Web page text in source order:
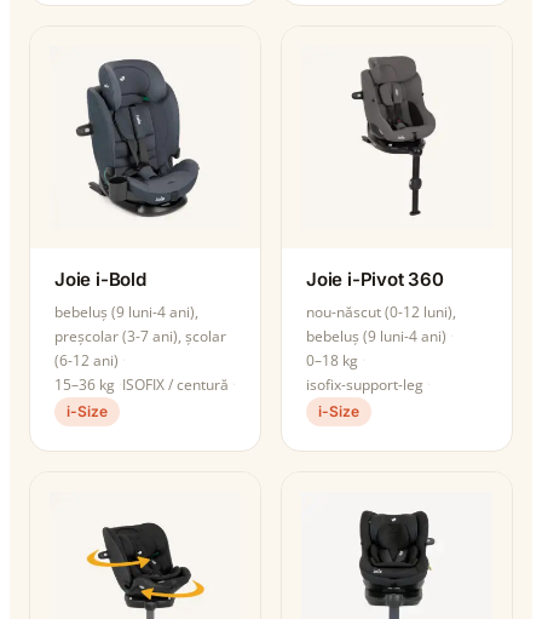
Joie i-Bold
bebeluș (9 luni-4 ani),
preșcolar (3-7 ani), școlar
(6-12 ani)
15–36 kg ISOFIX / centură
i-Size
Joie i-Pivot 360
nou-născut (0-12 luni),
bebeluș (9 luni-4 ani)
0–18 kg
isofix-support-leg
i-Size